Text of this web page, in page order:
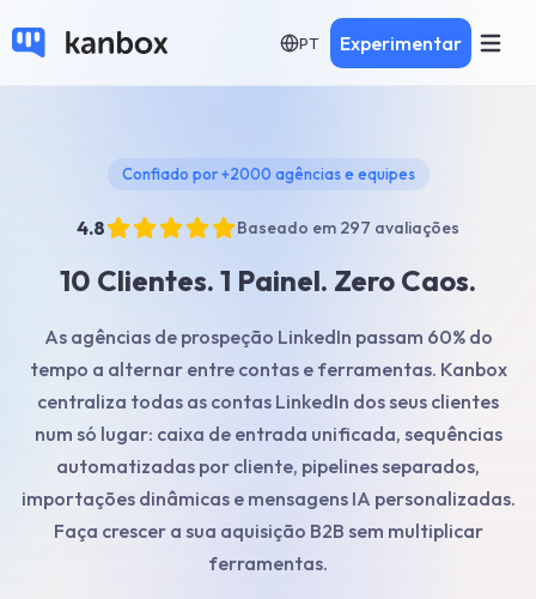
PT Experimentar
Confiado por +2000 agências e equipes
4.8 Baseado em 297 avaliações
10 Clientes. 1 Painel. Zero Caos.
As agências de prospeção LinkedIn passam 60% do
tempo a alternar entre contas e ferramentas. Kanbox
centraliza todas as contas LinkedIn dos seus clientes
num só lugar: caixa de entrada unificada, sequências
automatizadas por cliente, pipelines separados,
importações dinâmicas e mensagens IA personalizadas.
Faça crescer a sua aquisição B2B sem multiplicar
ferramentas.